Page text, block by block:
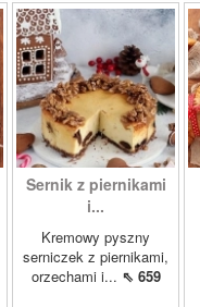
Sernik z piernikami
i...
Kremowy pyszny
serniczek z piernikami,
orzechami i... ⇖ 659